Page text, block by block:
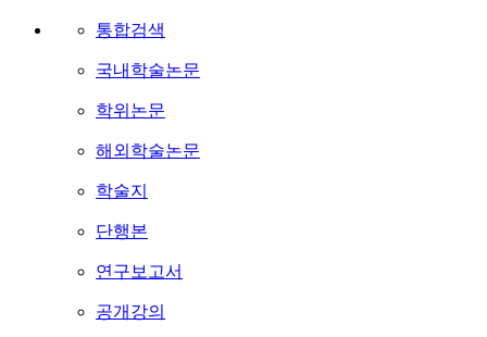
통합검색
국내학술논문
학위논문
해외학술논문
학술지
단행본
연구보고서
공개강의